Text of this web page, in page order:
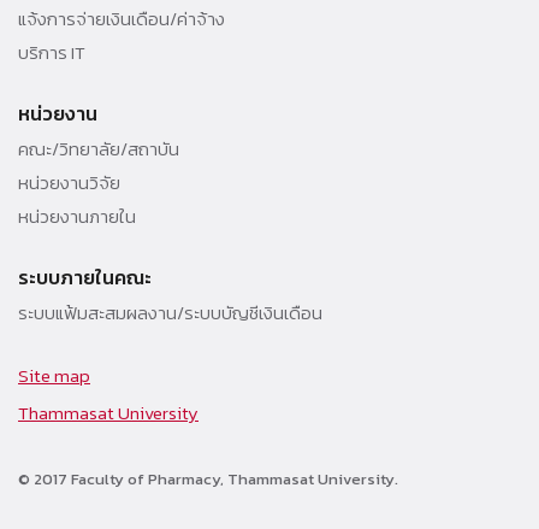
แจ้งการจ่ายเงินเดือน/ค่าจ้าง
บริการ IT
หน่วยงาน
คณะ/วิทยาลัย/สถาบัน
หน่วยงานวิจัย
หน่วยงานภายใน
ระบบภายในคณะ
ระบบแฟ้มสะสมผลงาน/ระบบบัญชีเงินเดือน
Site map
Thammasat University
© 2017 Faculty of Pharmacy, Thammasat University.